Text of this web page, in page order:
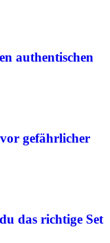
authentischen
gefährlicher
das richtige Set